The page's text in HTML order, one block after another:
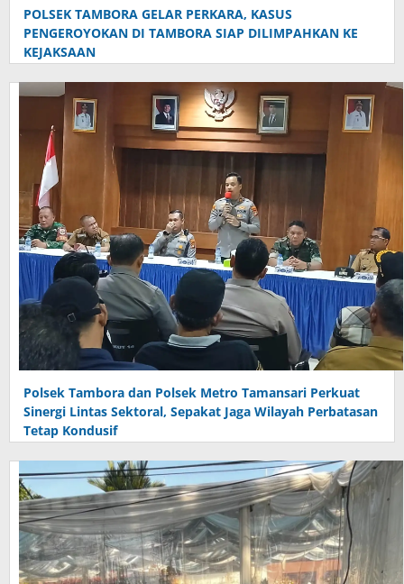
POLSEK TAMBORA GELAR PERKARA, KASUS
PENGEROYOKAN DI TAMBORA SIAP DILIMPAHKAN KE
KEJAKSAAN
Polsek Tambora dan Polsek Metro Tamansari Perkuat
Sinergi Lintas Sektoral, Sepakat Jaga Wilayah Perbatasan
Tetap Kondusif